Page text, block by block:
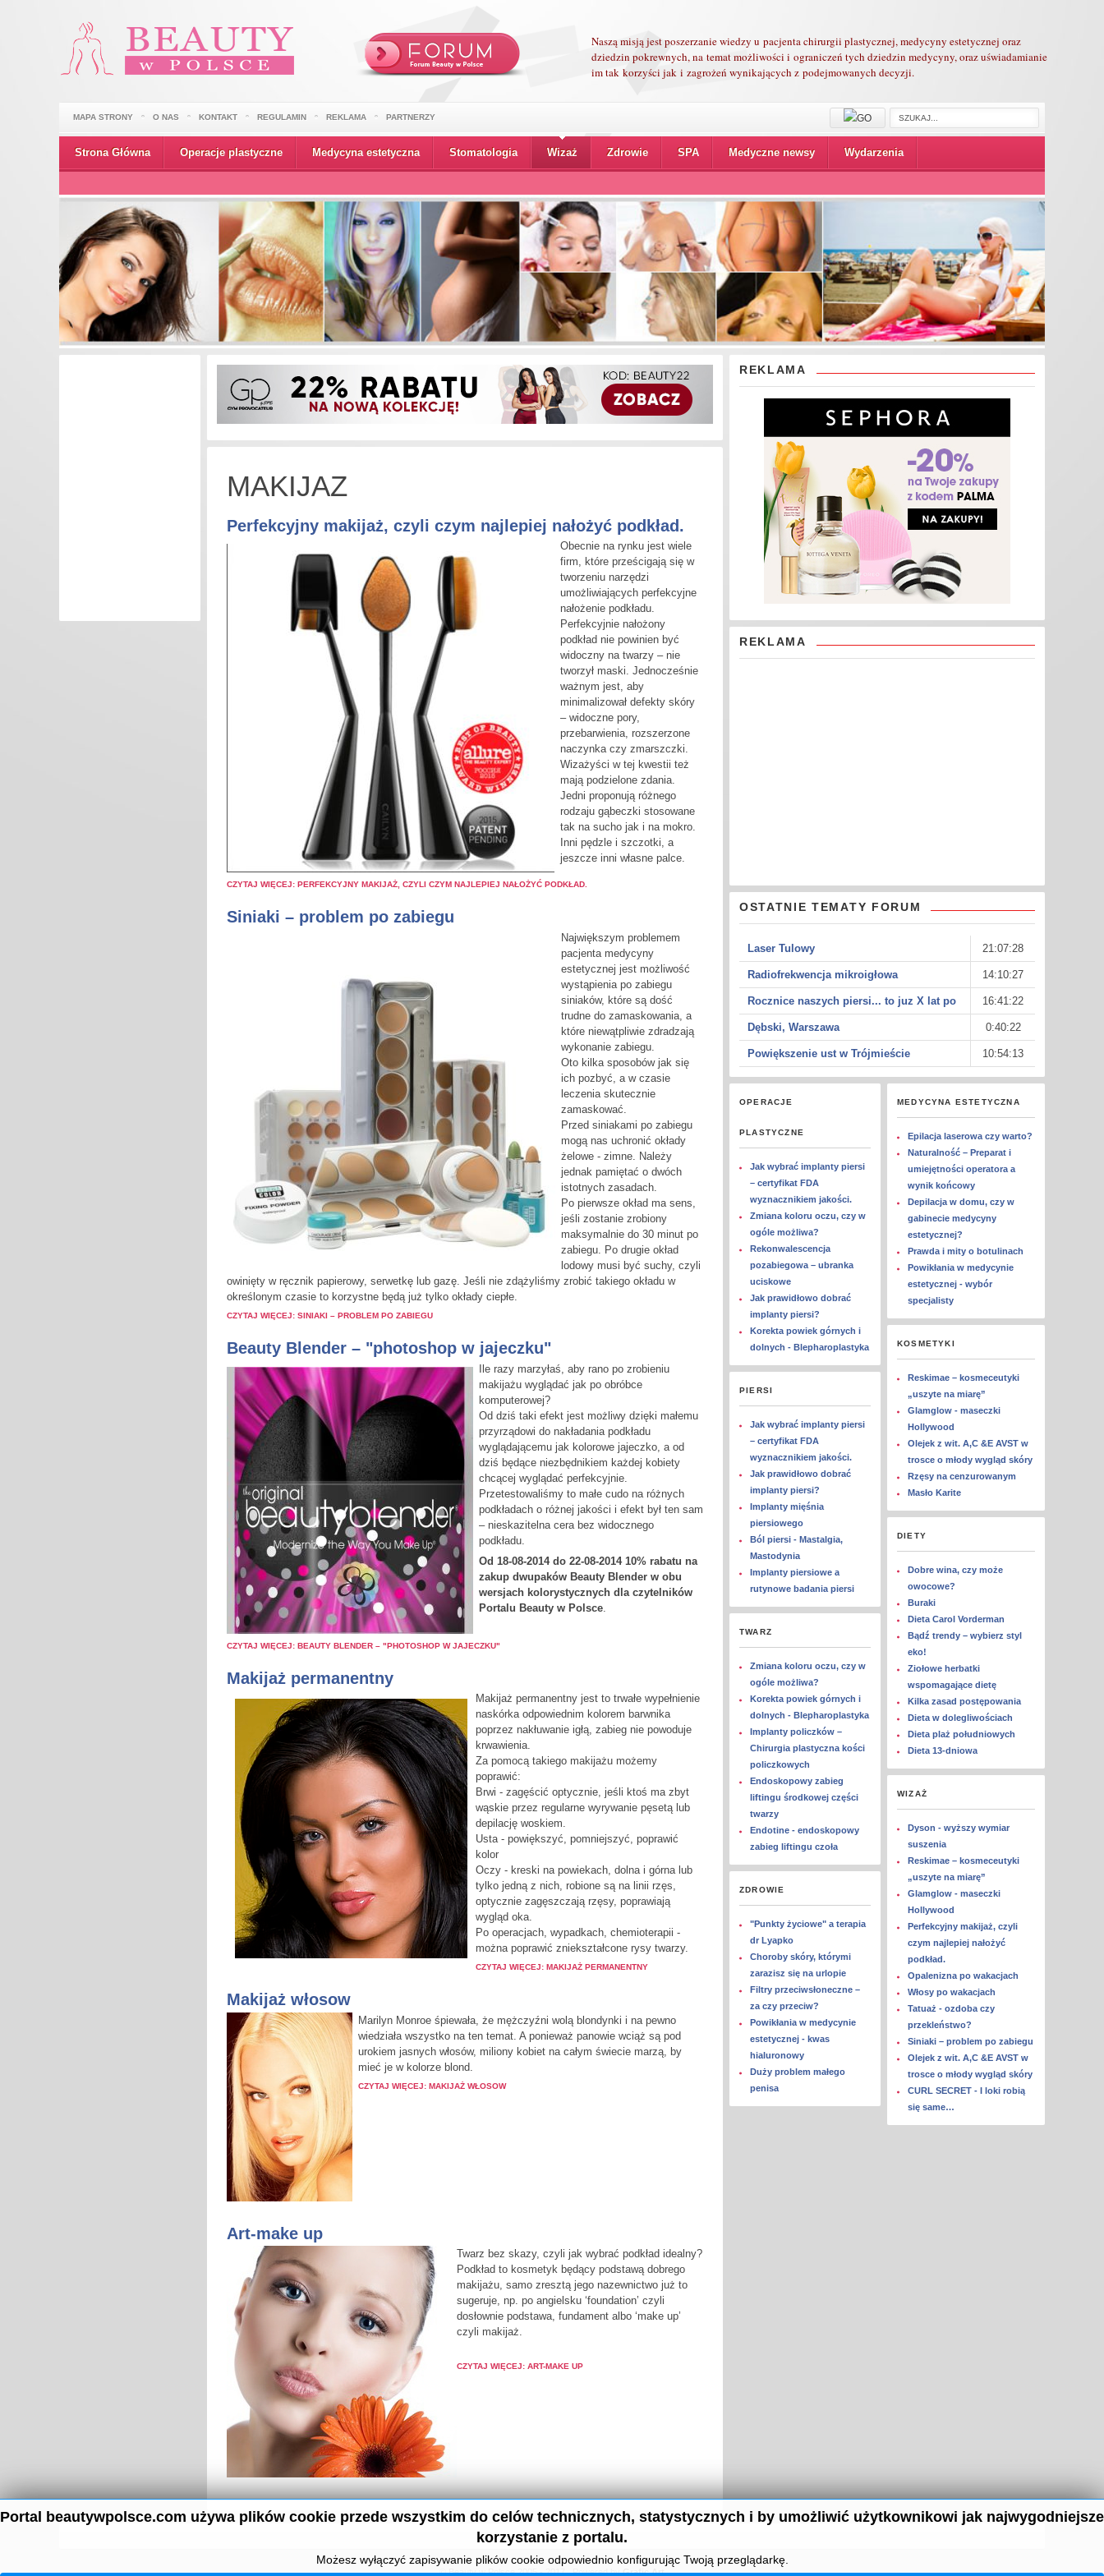
Naszą misją jest poszerzanie wiedzy u pacjenta chirurgii plastycznej, medycyny estetycznej oraz
dziedzin pokrewnych, na temat możliwości i ograniczeń tych dziedzin medycyny, oraz uświadamianie
im tak korzyści jak i zagrożeń wynikających z podejmowanych decyzji.
MAPA STRONY O NAS KONTAKT REGULAMIN REKLAMA PARTNERZY
Strona Główna Operacje plastyczne Medycyna estetyczna Stomatologia Wizaż Zdrowie SPA Medyczne newsy Wydarzenia
MAKIJAZ
Perfekcyjny makijaż, czyli czym najlepiej nałożyć podkład.
Obecnie na rynku jest wiele
firm, które prześcigają się w
tworzeniu narzędzi
umożliwiających perfekcyjne
nałożenie podkładu.
Perfekcyjnie nałożony
podkład nie powinien być
widoczny na twarzy – nie
tworzył maski. Jednocześnie
ważnym jest, aby
minimalizował defekty skóry
– widoczne pory,
przebarwienia, rozszerzone
naczynka czy zmarszczki.
Wizażyści w tej kwestii też
mają podzielone zdania.
Jedni proponują różnego
rodzaju gąbeczki stosowane
tak na sucho jak i na mokro.
Inni pędzle i szczotki, a
jeszcze inni własne palce.
CZYTAJ WIĘCEJ: PERFEKCYJNY MAKIJAŻ, CZYLI CZYM NAJLEPIEJ NAŁOŻYĆ PODKŁAD.
Siniaki – problem po zabiegu
Największym problemem
pacjenta medycyny
estetycznej jest możliwość
wystąpienia po zabiegu
siniaków, które są dość
trudne do zamaskowania, a
które niewątpliwie zdradzają
wykonanie zabiegu.
Oto kilka sposobów jak się
ich pozbyć, a w czasie
leczenia skutecznie
zamaskować.
Przed siniakami po zabiegu
mogą nas uchronić okłady
żelowe - zimne. Należy
jednak pamiętać o dwóch
istotnych zasadach.
Po pierwsze okład ma sens,
jeśli zostanie zrobiony
maksymalnie do 30 minut po
zabiegu. Po drugie okład
lodowy musi być suchy, czyli
owinięty w ręcznik papierowy, serwetkę lub gazę. Jeśli nie zdążyliśmy zrobić takiego okładu w
określonym czasie to korzystne będą już tylko okłady ciepłe.
CZYTAJ WIĘCEJ: SINIAKI – PROBLEM PO ZABIEGU
Beauty Blender – "photoshop w jajeczku"
Ile razy marzyłaś, aby rano po zrobieniu
makijażu wyglądać jak po obróbce
komputerowej?
Od dziś taki efekt jest możliwy dzięki małemu
przyrządowi do nakładania podkładu
wyglądającemu jak kolorowe jajeczko, a od
dziś będące niezbędnikiem każdej kobiety
chcącej wyglądać perfekcyjnie.
Przetestowaliśmy to małe cudo na różnych
podkładach o różnej jakości i efekt był ten sam
– nieskazitelna cera bez widocznego
podkładu.
Od 18-08-2014 do 22-08-2014 10% rabatu na
zakup dwupaków Beauty Blender w obu
wersjach kolorystycznych dla czytelników
Portalu Beauty w Polsce.
CZYTAJ WIĘCEJ: BEAUTY BLENDER – "PHOTOSHOP W JAJECZKU"
Makijaż permanentny
Makijaż permanentny jest to trwałe wypełnienie
naskórka odpowiednim kolorem barwnika
poprzez nakłuwanie igłą, zabieg nie powoduje
krwawienia.
Za pomocą takiego makijażu możemy
poprawić:
Brwi - zagęścić optycznie, jeśli ktoś ma zbyt
wąskie przez regularne wyrywanie pęsetą lub
depilację woskiem.
Usta - powiększyć, pomniejszyć, poprawić
kolor
Oczy - kreski na powiekach, dolna i górna lub
tylko jedną z nich, robione są na linii rzęs,
optycznie zagęszczają rzęsy, poprawiają
wygląd oka.
Po operacjach, wypadkach, chemioterapii -
można poprawić zniekształcone rysy twarzy.
CZYTAJ WIĘCEJ: MAKIJAŻ PERMANENTNY
Makijaż włosow
Marilyn Monroe śpiewała, że mężczyźni wolą blondynki i na pewno
wiedziała wszystko na ten temat. A ponieważ panowie wciąż są pod
urokiem jasnych włosów, miliony kobiet na całym świecie marzą, by
mieć je w kolorze blond.
CZYTAJ WIĘCEJ: MAKIJAŻ WŁOSOW
Art-make up
Twarz bez skazy, czyli jak wybrać podkład idealny?
Podkład to kosmetyk będący podstawą dobrego
makijażu, samo zresztą jego nazewnictwo już to
sugeruje, np. po angielsku ‘foundation’ czyli
dosłownie podstawa, fundament albo ‘make up’
czyli makijaż.
CZYTAJ WIĘCEJ: ART-MAKE UP
REKLAMA
REKLAMA
OSTATNIE TEMATY FORUM
Laser Tulowy 21:07:28
Radiofrekwencja mikroigłowa 14:10:27
Rocznice naszych piersi... to juz X lat po 16:41:22
Dębski, Warszawa 0:40:22
Powiększenie ust w Trójmieście 10:54:13
OPERACJE
PLASTYCZNE
Jak wybrać implanty piersi
– certyfikat FDA
wyznacznikiem jakości.
Zmiana koloru oczu, czy w
ogóle możliwa?
Rekonwalescencja
pozabiegowa – ubranka
uciskowe
Jak prawidłowo dobrać
implanty piersi?
Korekta powiek górnych i
dolnych - Blepharoplastyka
PIERSI
Jak wybrać implanty piersi
– certyfikat FDA
wyznacznikiem jakości.
Jak prawidłowo dobrać
implanty piersi?
Implanty mięśnia
piersiowego
Ból piersi - Mastalgia,
Mastodynia
Implanty piersiowe a
rutynowe badania piersi
TWARZ
Zmiana koloru oczu, czy w
ogóle możliwa?
Korekta powiek górnych i
dolnych - Blepharoplastyka
Implanty policzków –
Chirurgia plastyczna kości
policzkowych
Endoskopowy zabieg
liftingu środkowej części
twarzy
Endotine - endoskopowy
zabieg liftingu czoła
ZDROWIE
"Punkty życiowe" a terapia
dr Lyapko
Choroby skóry, którymi
zarazisz się na urlopie
Filtry przeciwsłoneczne –
za czy przeciw?
Powikłania w medycynie
estetycznej - kwas
hialuronowy
Duży problem małego
penisa
MEDYCYNA ESTETYCZNA
Epilacja laserowa czy warto?
Naturalność – Preparat i
umiejętności operatora a
wynik końcowy
Depilacja w domu, czy w
gabinecie medycyny
estetycznej?
Prawda i mity o botulinach
Powikłania w medycynie
estetycznej - wybór
specjalisty
KOSMETYKI
Reskimae – kosmeceutyki
„uszyte na miarę”
Glamglow - maseczki
Hollywood
Olejek z wit. A,C &E AVST w
trosce o młody wygląd skóry
Rzęsy na cenzurowanym
Masło Karite
DIETY
Dobre wina, czy może
owocowe?
Buraki
Dieta Carol Vorderman
Bądź trendy – wybierz styl
eko!
Ziołowe herbatki
wspomagające dietę
Kilka zasad postępowania
Dieta w dolegliwościach
Dieta plaż południowych
Dieta 13-dniowa
WIZAŻ
Dyson - wyższy wymiar
suszenia
Reskimae – kosmeceutyki
„uszyte na miarę”
Glamglow - maseczki
Hollywood
Perfekcyjny makijaż, czyli
czym najlepiej nałożyć
podkład.
Opalenizna po wakacjach
Włosy po wakacjach
Tatuaż - ozdoba czy
przekleństwo?
Siniaki – problem po zabiegu
Olejek z wit. A,C &E AVST w
trosce o młody wygląd skóry
CURL SECRET - I loki robią
się same…
Portal beautywpolsce.com używa plików cookie przede wszystkim do celów technicznych, statystycznych i by umożliwić użytkownikowi jak najwygodniejsze
korzystanie z portalu.
Możesz wyłączyć zapisywanie plików cookie odpowiednio konfigurując Twoją przeglądarkę.
© Beauty w Polsce 2005 - 2017 . Powered byGrafic Art